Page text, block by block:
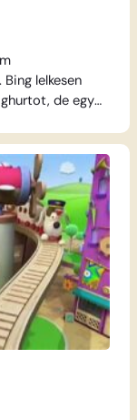
lelkesen
de egy
szeretne tenni
a répa
turmixolás után
ami…